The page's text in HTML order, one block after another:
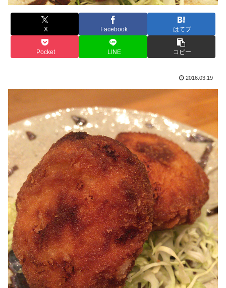
X Facebook はてブ
Pocket LINE コピー
2016.03.19